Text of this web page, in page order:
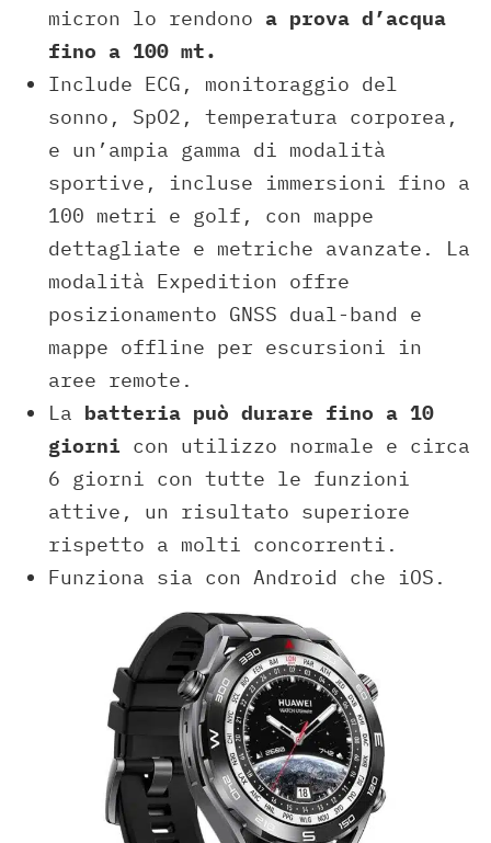
micron lo rendono a prova d’acqua
fino a 100 mt.
Include ECG, monitoraggio del
sonno, SpO2, temperatura corporea,
e un’ampia gamma di modalità
sportive, incluse immersioni fino a
100 metri e golf, con mappe
dettagliate e metriche avanzate. La
modalità Expedition offre
posizionamento GNSS dual-band e
mappe offline per escursioni in
aree remote.
La batteria può durare fino a 10
giorni con utilizzo normale e circa
6 giorni con tutte le funzioni
attive, un risultato superiore
rispetto a molti concorrenti.
Funziona sia con Android che iOS.